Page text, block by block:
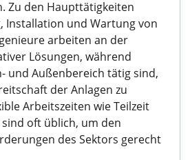
Zu den Haupttätigkeiten
Installation und Wartung von
arbeiten an der
Lösungen, während
und Außenbereich tätig sind,
der Anlagen zu
Arbeitszeiten wie Teilzeit
oft üblich, um den
des Sektors gerecht